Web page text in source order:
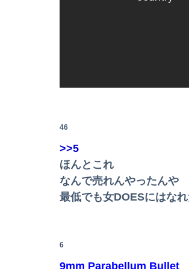
ベッセント財務長官は円高
46
>>5
ほんとこれ
なんで売れんやったんや
最低でも女DOESにはな
6
9mm Parabellum Bullet